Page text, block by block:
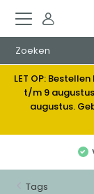
LET OP:
t/m 9
augustus.
Tags